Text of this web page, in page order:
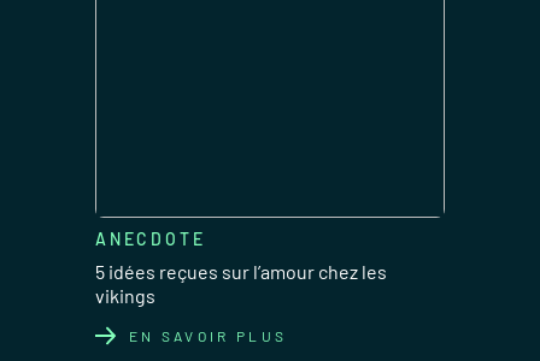
EN SAVOIR PLUS
ANECDOTE
5 idées reçues sur l’amour chez les
vikings